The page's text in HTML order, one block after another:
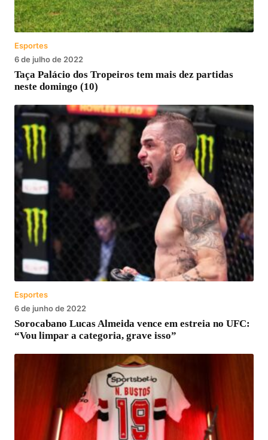
Esportes
6 de julho de 2022
Taça Palácio dos Tropeiros tem mais dez partidas
neste domingo (10)
Esportes
6 de junho de 2022
Sorocabano Lucas Almeida vence em estreia no UFC:
“Vou limpar a categoria, grave isso”